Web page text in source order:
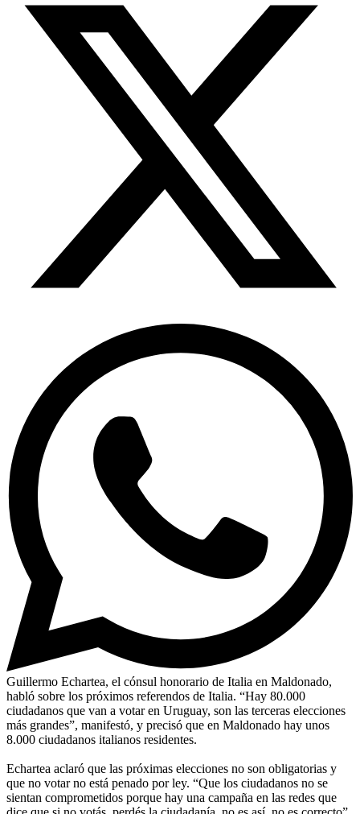
Guillermo Echartea, el cónsul honorario de Italia en Maldonado,
habló sobre los próximos referendos de Italia. “Hay 80.000
ciudadanos que van a votar en Uruguay, son las terceras elecciones
más grandes”, manifestó, y precisó que en Maldonado hay unos
8.000 ciudadanos italianos residentes.
Echartea aclaró que las próximas elecciones no son obligatorias y
que no votar no está penado por ley. “Que los ciudadanos no se
sientan comprometidos porque hay una campaña en las redes que